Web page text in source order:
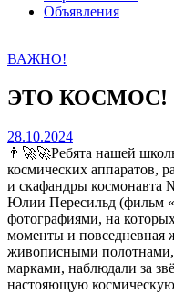
Объявления
ВАЖНО!
ЭТО КОСМОС!
28.10.2024
👨‍🚀🚀Ребята нашей
космических аппаратов,
и скафандры космонавта
Юлии Пересильд (фильм
фотографиями, на
моменты и повседневная
живописными
марками, наблюдали за
настояющую